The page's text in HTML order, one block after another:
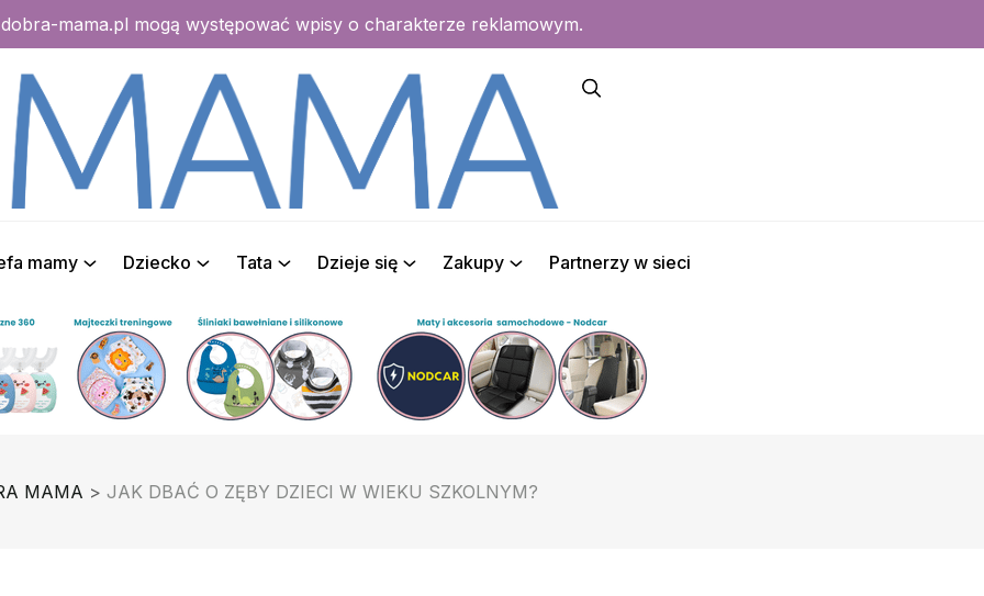
mama.pl mogą występować wpisy o charakterze reklamowym.
mamy Dziecko Tata Dzieje się Zakupy Partnerzy w sieci
MAMA > JAK DBAĆ O ZĘBY DZIECI W WIEKU SZKOLNYM?